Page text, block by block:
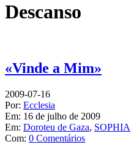
Descanso
«Vinde a Mim»
2009-07-16
Por: Ecclesia
Em: 16 de julho de 2009
Em: Doroteu de Gaza, SOPHIA
Com: 0 Comentários